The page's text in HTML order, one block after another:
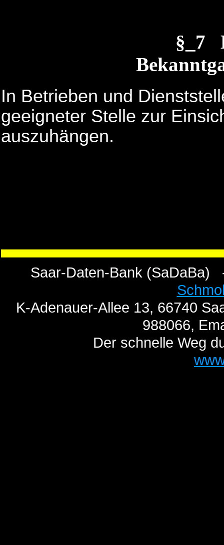
§_7
In Betrieben und
geeigneter Stelle zur
auszuhängen.
Saar-Daten-Bank
K-Adenauer-Allee 13, 66740
988066,
Der schnelle Weg